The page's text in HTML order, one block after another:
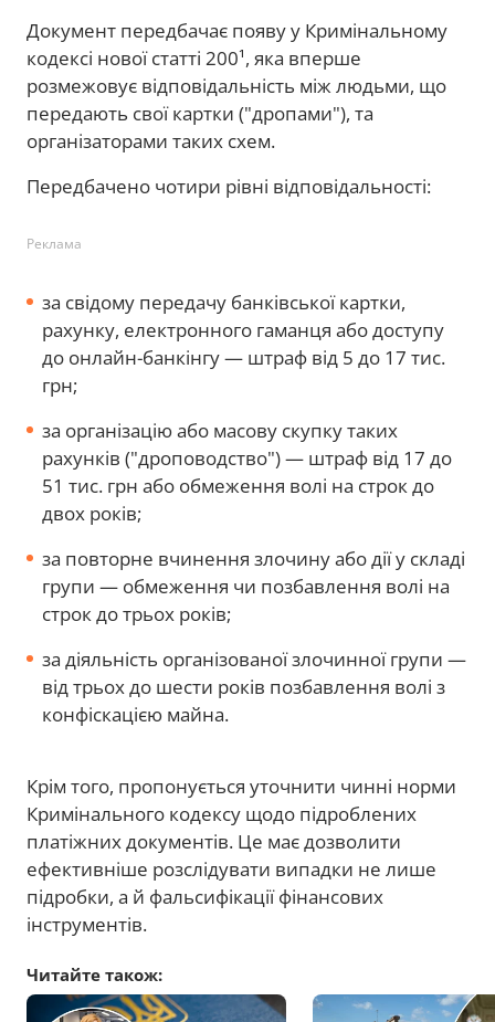
Документ передбачає появу у Кримінальному
кодексі нової статті 200¹, яка вперше
розмежовує відповідальність між людьми, що
передають свої картки ("дропами"), та
організаторами таких схем.
Передбачено чотири рівні відповідальності:
Реклама
за свідому передачу банківської картки,
рахунку, електронного гаманця або доступу
до онлайн-банкінгу — штраф від 5 до 17 тис.
грн;
за організацію або масову скупку таких
рахунків ("дроповодство") — штраф від 17 до
51 тис. грн або обмеження волі на строк до
двох років;
за повторне вчинення злочину або дії у складі
групи — обмеження чи позбавлення волі на
строк до трьох років;
за діяльність організованої злочинної групи —
від трьох до шести років позбавлення волі з
конфіскацією майна.
Крім того, пропонується уточнити чинні норми
Кримінального кодексу щодо підроблених
платіжних документів. Це має дозволити
ефективніше розслідувати випадки не лише
підробки, а й фальсифікації фінансових
інструментів.
Читайте також: